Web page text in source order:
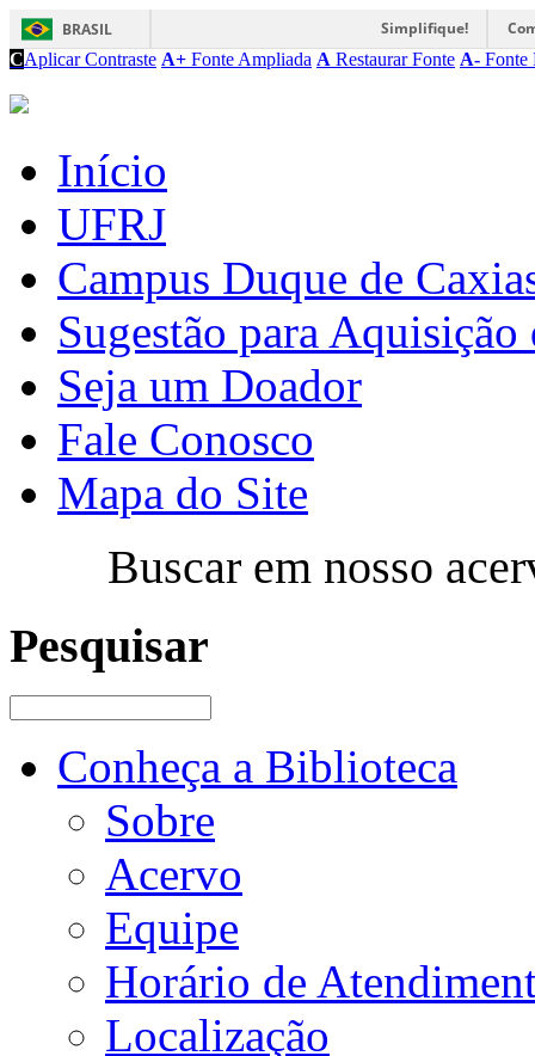
BRASIL Simplifique!
CAplicar Contraste A+ Fonte Ampliada A Restaurar Fonte A- Fonte
Início
UFRJ
Campus Duque de
Sugestão para
Seja um Doador
Fale Conosco
Mapa do Site
Buscar em nosso
Pesquisar
Conheça a Biblioteca
Sobre
Acervo
Equipe
Horário de
Localização